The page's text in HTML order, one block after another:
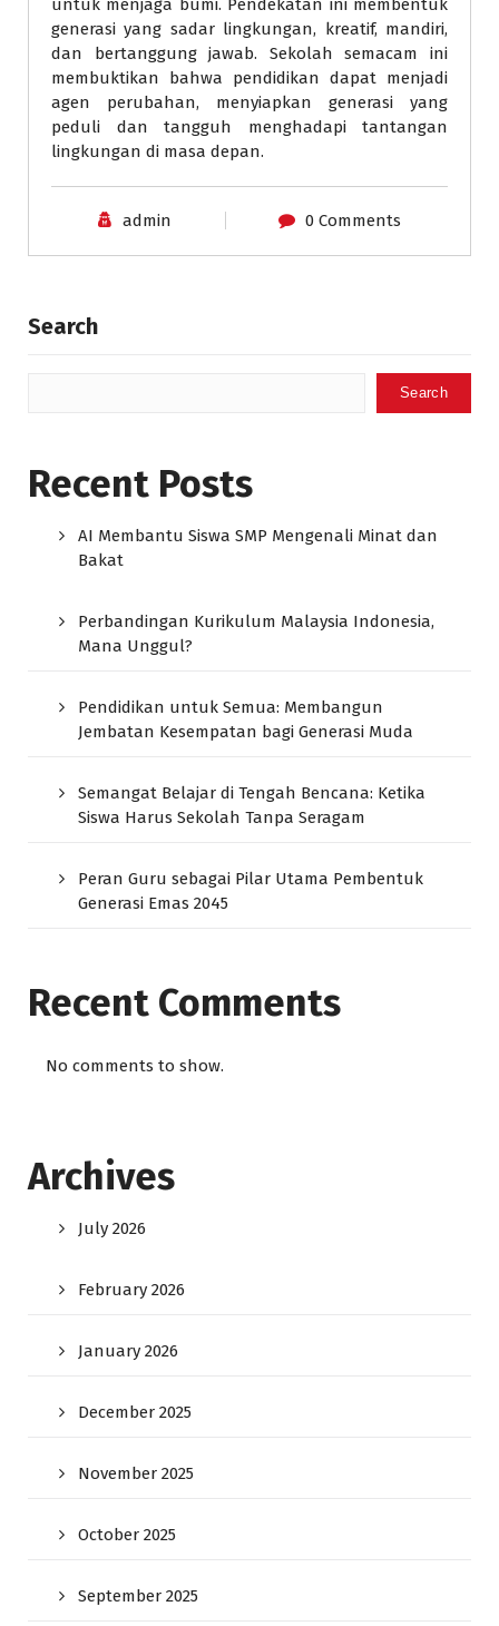
untuk menjaga bumi. Pendekatan ini membentuk
generasi yang sadar lingkungan, kreatif, mandiri,
dan bertanggung jawab. Sekolah semacam ini
membuktikan bahwa pendidikan dapat menjadi
agen perubahan, menyiapkan generasi yang
peduli dan tangguh menghadapi tantangan
lingkungan di masa depan.
admin 0 Comments
Search
Search
Recent Posts
AI Membantu Siswa SMP Mengenali Minat dan
Bakat
Perbandingan Kurikulum Malaysia Indonesia,
Mana Unggul?
Pendidikan untuk Semua: Membangun
Jembatan Kesempatan bagi Generasi Muda
Semangat Belajar di Tengah Bencana: Ketika
Siswa Harus Sekolah Tanpa Seragam
Peran Guru sebagai Pilar Utama Pembentuk
Generasi Emas 2045
Recent Comments
No comments to show.
Archives
July 2026
February 2026
January 2026
December 2025
November 2025
October 2025
September 2025